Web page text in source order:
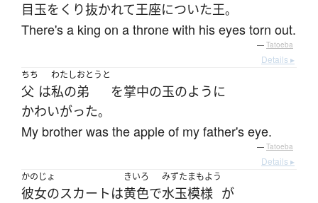
目玉を くり抜かれて王座についた王。
There's a king on a throne with his eyes torn out.
— Tatoeba
Details ▸
ちち
父 は
わたし
私の
おとうと
弟 を掌中の玉のように
かわいがった。
My brother was the apple of my father's eye.
— Tatoeba
Details ▸
かのじょ
彼女のスカート は
きいろ
黄色で
みずたまもよう
水玉模様 が